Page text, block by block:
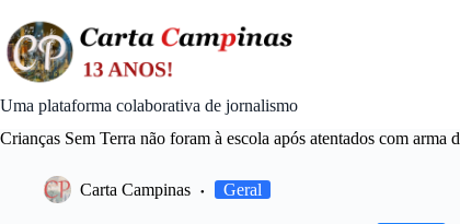
content
Uma plataforma colaborativa de jornalismo
Crianças Sem Terra não foram à escola após atentados com arma
Carta Campinas Geral